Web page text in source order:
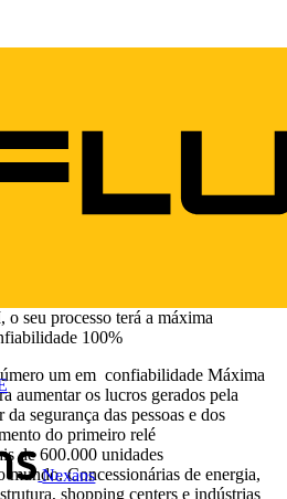
Nexans
Proteção - Relés
e 80
· Categoria: Catálogos
20, 40, 80 Gama modular de relés
Seguro
Rápida resposta
elétrico totalmente protegido.Com
seu processo terá a máxima
100%
um em confiabilidade Máxima
aumentar os lucros gerados pela
segurança das pessoas e dos
do primeiro relé
de 600.000 unidades
Concessionárias de energia,
shopping centers e indústrias